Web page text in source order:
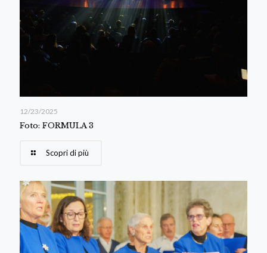
12/23/2025
Foto: FORMULA 3
Scopri di più